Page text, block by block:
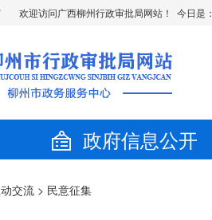
欢迎访问广西柳州行政审批局网站！ 今日是：
政府信息公开
交流 > 民意征集